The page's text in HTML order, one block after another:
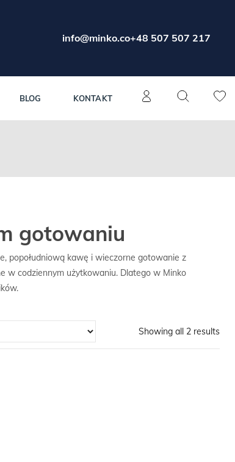
info@minko.co+48 507 507 217
BLOG KONTAKT
gotowaniu
popołudniową kawę i wieczorne gotowanie z
w codziennym użytkowaniu. Dlatego w Minko
Showing all 2 results